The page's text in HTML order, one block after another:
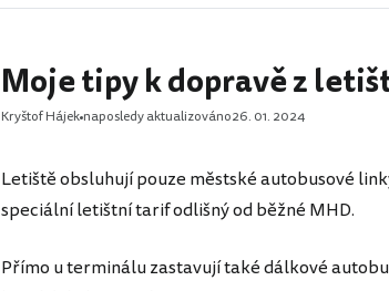
Moje tipy k dopravě z
Kryštof Hájek naposledy aktualizováno26. 01. 2024
Letiště obsluhují pouze městské autobusové
speciální letištní tarif odlišný od běžné MHD.
Přímo u terminálu zastavují také dálkové